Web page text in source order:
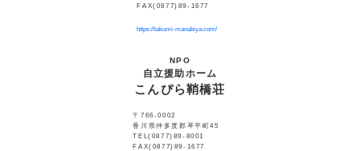
FAX(0877)89-1677
https://takumi-manabiya.com/
NPO
自立援助ホーム
こんぴら鞘橋荘
〒766-0002
香川県仲多度郡琴平町45
TEL(0877)89-8001
FAX(0877)89-1677